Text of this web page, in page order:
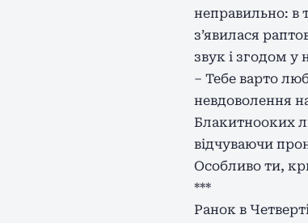
неправильно: в
з’явилася
звук і згодом у
– Тебе варто
невдоволення
Блакитнооких
відчуваючи
Особливо ти,
***
Ранок в